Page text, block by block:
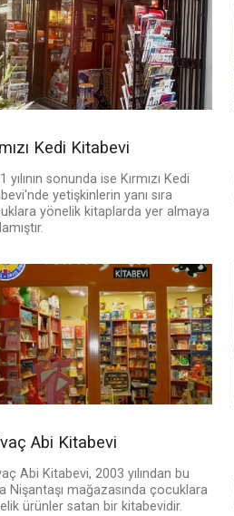
Kedi Kitabevi
yılının sonunda ise Kırmızı Kedi
yetişkinlerin yanı sıra
yönelik kitaplarda yer almaya
Abi Kitabevi
Abi Kitabevi, 2003 yılından bu
Nişantaşı mağazasında çocuklara
ürünler satan bir kitabevidir.